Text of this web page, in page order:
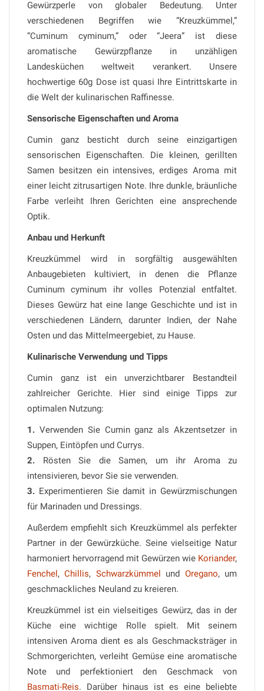
Gewürzperle von globaler Bedeutung. Unter
verschiedenen Begriffen wie “Kreuzkümmel,”
“Cuminum cyminum,” oder “Jeera” ist diese
aromatische Gewürzpflanze in unzähligen
Landesküchen weltweit verankert. Unsere
hochwertige 60g Dose ist quasi Ihre Eintrittskarte in
die Welt der kulinarischen Raffinesse.
Sensorische Eigenschaften und Aroma
Cumin ganz besticht durch seine einzigartigen
sensorischen Eigenschaften. Die kleinen, gerillten
Samen besitzen ein intensives, erdiges Aroma mit
einer leicht zitrusartigen Note. Ihre dunkle, bräunliche
Farbe verleiht Ihren Gerichten eine ansprechende
Optik.
Anbau und Herkunft
Kreuzkümmel wird in sorgfältig ausgewählten
Anbaugebieten kultiviert, in denen die Pflanze
Cuminum cyminum ihr volles Potenzial entfaltet.
Dieses Gewürz hat eine lange Geschichte und ist in
verschiedenen Ländern, darunter Indien, der Nahe
Osten und das Mittelmeergebiet, zu Hause.
Kulinarische Verwendung und Tipps
Cumin ganz ist ein unverzichtbarer Bestandteil
zahlreicher Gerichte. Hier sind einige Tipps zur
optimalen Nutzung:
1. Verwenden Sie Cumin ganz als Akzentsetzer in
Suppen, Eintöpfen und Currys.
2. Rösten Sie die Samen, um ihr Aroma zu
intensivieren, bevor Sie sie verwenden.
3. Experimentieren Sie damit in Gewürzmischungen
für Marinaden und Dressings.
Außerdem empfiehlt sich Kreuzkümmel als perfekter
Partner in der Gewürzküche. Seine vielseitige Natur
harmoniert hervorragend mit Gewürzen wie Koriander,
Fenchel,Chillis, Schwarzkümmel und Oregano, um
geschmackliches Neuland zu kreieren.
Kreuzkümmel ist ein vielseitiges Gewürz, das in der
Küche eine wichtige Rolle spielt. Mit seinem
intensiven Aroma dient es als Geschmacksträger in
Schmorgerichten, verleiht Gemüse eine aromatische
Note und perfektioniert den Geschmack von
Basmati-Reis. Darüber hinaus ist es eine beliebte